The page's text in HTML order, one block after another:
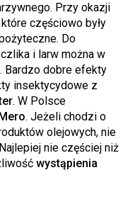
Przy okazji
częściowo były
Do
i larw można w
. Bardzo dobre efekty
insektycydowe z
. W Polsce
. Jeżeli chodzi o
olejowych, nie
nie częściej niż
wystąpienia